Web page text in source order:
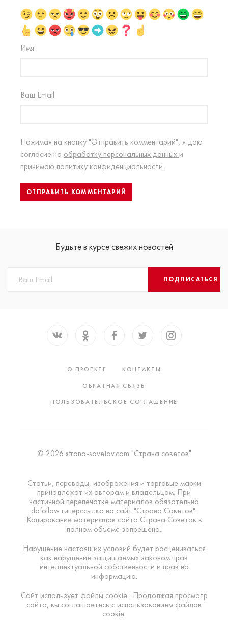
Имя
Ваш Email
Нажимая на кнопку "Отправить комментарий", я даю
согласие на обработку персональных данных и
принимаю политику конфиденциальности.
Будьте в курсе свежих новостей
ПОДПИСАТЬСЯ
О ПРОЕКТЕ
КОНТАКТЫ
ОБРАТНАЯ СВЯЗЬ
ПОЛЬЗОВАТЕЛЬСКОЕ СОГЛАШЕНИЕ
© 2026 strana-sovetov.com "Страна советов"
Статьи, переводы, изображения и торговые марки
принадлежат их авторам и владельцам. При
частичной перепечатке материалов обязательна
dofollow гиперссылка на сайт "Страна Советов".
Копирование материалов сайта Страна Советов в
полном объеме запрещено.
Нарушение настоящих условий будет расцениваться
как нарушение защищаемых законом прав
интеллектуальной собственности и прав на
информацию.
Сайт использует файлы cookie . Продолжая просмотр
сайта, вы соглашаетесь с использованием файлов
cookie.